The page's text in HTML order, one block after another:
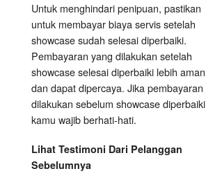
Untuk menghindari penipuan, pastikan
untuk membayar biaya servis setelah
showcase sudah selesai diperbaiki.
Pembayaran yang dilakukan setelah
showcase selesai diperbaiki lebih aman
dan dapat dipercaya. Jika pembayaran
dilakukan sebelum showcase diperbaiki
kamu wajib berhati-hati.
Lihat Testimoni Dari Pelanggan
Sebelumnya